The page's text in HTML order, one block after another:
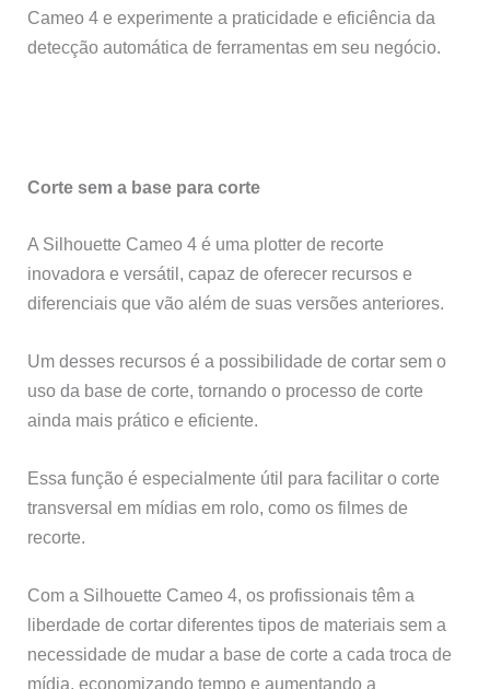
Cameo 4 e experimente a praticidade e eficiência da
detecção automática de ferramentas em seu negócio.
Corte sem a base para corte
A Silhouette Cameo 4 é uma plotter de recorte
inovadora e versátil, capaz de oferecer recursos e
diferenciais que vão além de suas versões anteriores.
Um desses recursos é a possibilidade de cortar sem o
uso da base de corte, tornando o processo de corte
ainda mais prático e eficiente.
Essa função é especialmente útil para facilitar o corte
transversal em mídias em rolo, como os filmes de
recorte.
Com a Silhouette Cameo 4, os profissionais têm a
liberdade de cortar diferentes tipos de materiais sem a
necessidade de mudar a base de corte a cada troca de
mídia, economizando tempo e aumentando a